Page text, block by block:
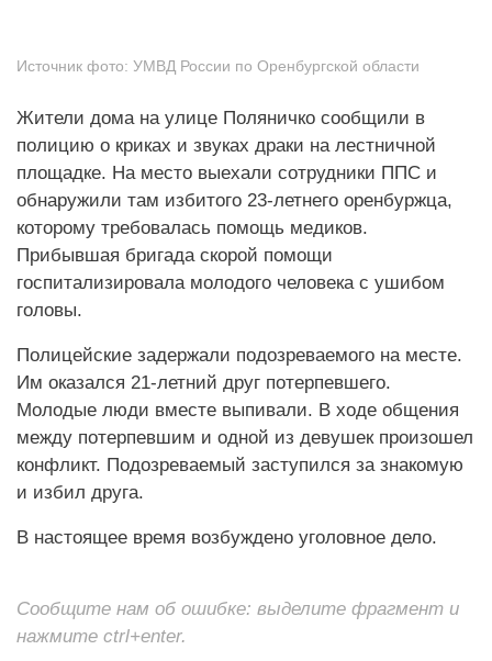
Источник фото: УМВД России по Оренбургской области
Жители дома на улице Поляничко сообщили в
полицию о криках и звуках драки на лестничной
площадке. На место выехали сотрудники ППС и
обнаружили там избитого 23-летнего оренбуржца,
которому требовалась помощь медиков.
Прибывшая бригада скорой помощи
госпитализировала молодого человека с ушибом
головы.
Полицейские задержали подозреваемого на месте.
Им оказался 21-летний друг потерпевшего.
Молодые люди вместе выпивали. В ходе общения
между потерпевшим и одной из девушек произошел
конфликт. Подозреваемый заступился за знакомую
и избил друга.
В настоящее время возбуждено уголовное дело.
Сообщите нам об ошибке: выделите фрагмент и
нажмите ctrl+enter.